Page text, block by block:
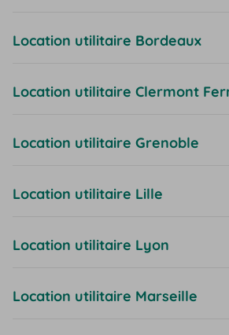
Location utilitaire Bordeaux
Location utilitaire Clermont
Location utilitaire Grenoble
Location utilitaire Lille
Location utilitaire Lyon
Location utilitaire Marseille